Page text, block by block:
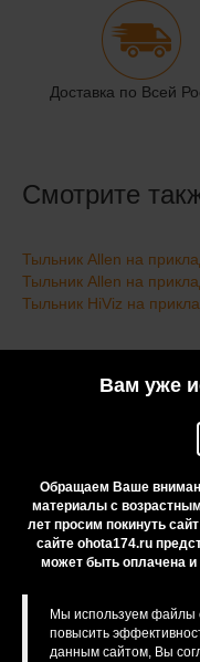
Вам уже
Обращаем Ваше
материалы с
лет просим покинуть
сайте ohota174.ru
может быть оплачена
Мы используем файлы
повысить
данным сайтом, Вы
Доставка по Всей
Смотрите
Тыльник Allen на
Тыльник Allen на
Тыльник HiViz на
Нужна
Если у Вас
всегда можете